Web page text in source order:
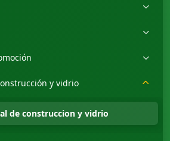
y vidrio
de construccion y vidrio